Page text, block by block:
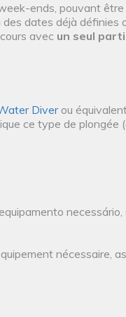
ends, pouvant
dates déjà définies
avec un seul
Diverou
ce type de plongée
nécessaire,